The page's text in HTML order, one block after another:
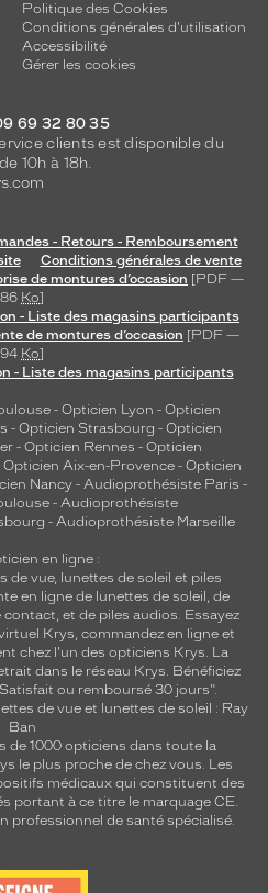
Politique des Cookies
Conditions générales d'utilisation
Accessibilité
Gérer les cookies
69 32 80 35
clients est disponible du
10h à 18h.
- Retours - Remboursement
Conditions générales de vente
de montures d’occasion [PDF —
86 Ko]
- Liste des magasins participants
de montures d’occasion [PDF —
94 Ko]
- Liste des magasins participants
- Opticien Lyon - Opticien
- Opticien Strasbourg - Opticien
- Opticien Rennes - Opticien
Opticien Aix-en-Provence - Opticien
Nancy - Audioprothésiste Paris -
- Audioprothésiste
- Audioprothésiste Marseille
en ligne :
de vue, lunettes de soleil et piles
en ligne de lunettes de soleil, de
contact, et de piles audios. Essayez
Krys, commandez en ligne et
chez l'un des opticiens Krys. La
dans le réseau Krys. Bénéficiez
ou remboursé 30 jours".
de vue et lunettes de soleil : Ray
Ban
de 1000 opticiens dans toute la
le plus proche de chez vous. Les
médicaux qui constituent des
portant à ce titre le marquage CE.
professionnel de santé spécialisé.